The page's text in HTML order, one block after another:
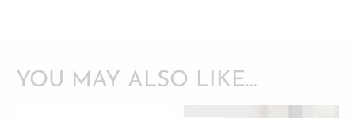
YOU MAY ALSO LIKE…